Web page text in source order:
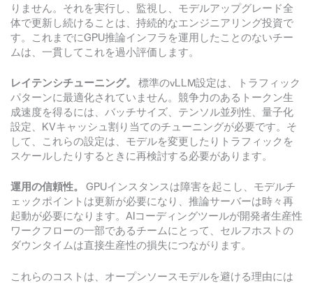
りません。それを実行し、監視し、モデルアップグレード全
体で更新し続けることは、持続的なエンジニアリング投資で
す。これまでにGPU推論インフラを運用したことのないチー
ムは、一貫してこれを過小評価します。
レイテンシチューニング。
標準のvLLM設定は、トラフィック
パターンに最適化されていません。競争力のあるトークン生
成速度を得るには、バッチサイズ、テンソル並列性、量子化
設定、KVキャッシュ割り当てのチューニングが必要です。そ
して、これらの設定は、モデルを変更したりトラフィックを
スケールしたりするときに再検討する必要があります。
運用の信頼性。
GPUインスタンスは障害を起こし、モデルチ
ェックポイントは更新が必要になり、推論サーバーは時々再
起動が必要になります。AIコーディングツールが開発者生産性
ワークフローの一部であるチームにとって、セルフホストの
ダウンタイムは直接生産性の損失につながります。
これらのコストは、オープンソースモデルを避ける理由には